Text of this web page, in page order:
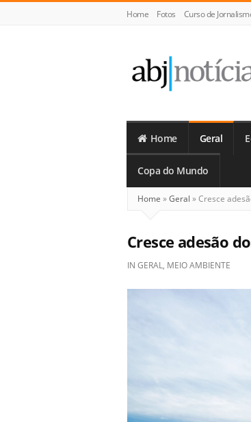
Home Fotos Curso de
Notícias
Home Geral
Copa do Mundo
Home »Geral »Cresce
Cresce adesão
IN GERAL, MEIO AMBIENTE